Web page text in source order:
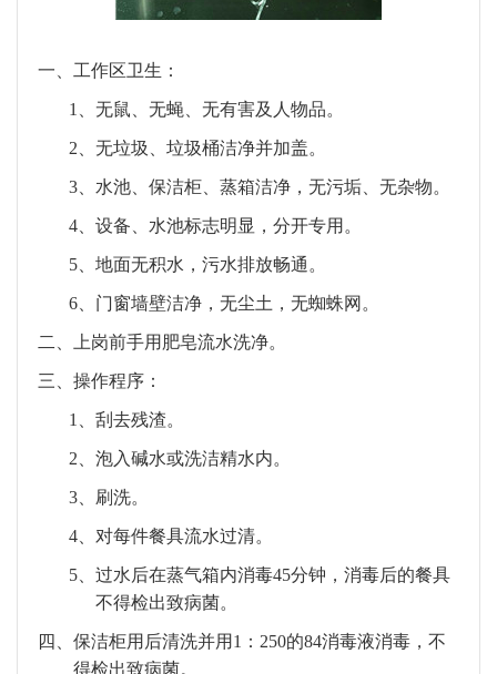
一、 工作区卫生：
1、 无鼠、无蝇、无有害及人物品。
2、 无垃圾、垃圾桶洁净并加盖。
3、 水池、保洁柜、蒸箱洁净，无污垢、无杂物。
4、 设备、水池标志明显，分开专用。
5、 地面无积水，污水排放畅通。
6、 门窗墙壁洁净，无尘土，无蜘蛛网。
二、 上岗前手用肥皂流水洗净。
三、 操作程序：
1、 刮去残渣。
2、 泡入碱水或洗洁精水内。
3、 刷洗。
4、 对每件餐具流水过清。
5、 过水后在蒸气箱内消毒45分钟，消毒后的餐具
不得检出致病菌。
四、 保洁柜用后清洗并用 1 ： 250的84消毒液消毒，不
得检出致病菌。